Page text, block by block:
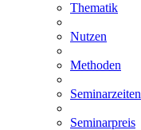
Thematik
Nutzen
Methoden
Seminarzeiten
Seminarpreis